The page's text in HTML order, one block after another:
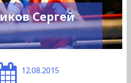
Сергей
12.08.2015